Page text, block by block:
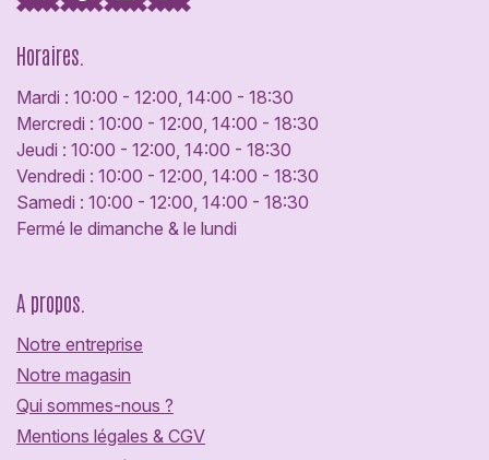
Horaires.
Mardi : 10:00 - 12:00, 14:00 - 18:30
Mercredi : 10:00 - 12:00, 14:00 - 18:30
Jeudi : 10:00 - 12:00, 14:00 - 18:30
Vendredi : 10:00 - 12:00, 14:00 - 18:30
Samedi : 10:00 - 12:00, 14:00 - 18:30
Fermé le dimanche & le lundi
A propos.
Notre entreprise
Notre magasin
Qui sommes-nous ?
Mentions légales & CGV